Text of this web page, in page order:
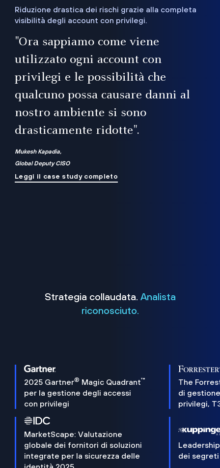
Riduzione drastica dei rischi grazie alla completa
visibilità degli account con privilegi.
"Ora sappiamo come viene
utilizzato ogni account con
privilegi e le possibilità che
qualcuno possa causare danni al
nostro ambiente si sono
drasticamente ridotte".
Mukesh Kapadia,
Global Deputy CISO
Leggi il case study completo
Strategia collaudata. Analista
riconosciuto.
2025 Gartner® Magic Quadrant™
per la gestione degli accessi
con privilegi
The
di
privilegi,
MarketScape: Valutazione
globale dei fornitori di soluzioni
integrate per la sicurezza delle
dei segreti